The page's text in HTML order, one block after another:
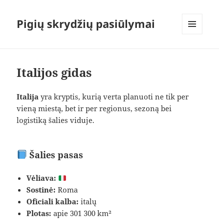
Pigių skrydžių pasiūlymai
Italijos gidas
Italija yra kryptis, kurią verta planuoti ne tik per
vieną miestą, bet ir per regionus, sezoną bei
logistiką šalies viduje.
Šalies pasas
Vėliava:
Sostinė: Roma
Oficiali kalba: italų
Plotas: apie 301 300 km²